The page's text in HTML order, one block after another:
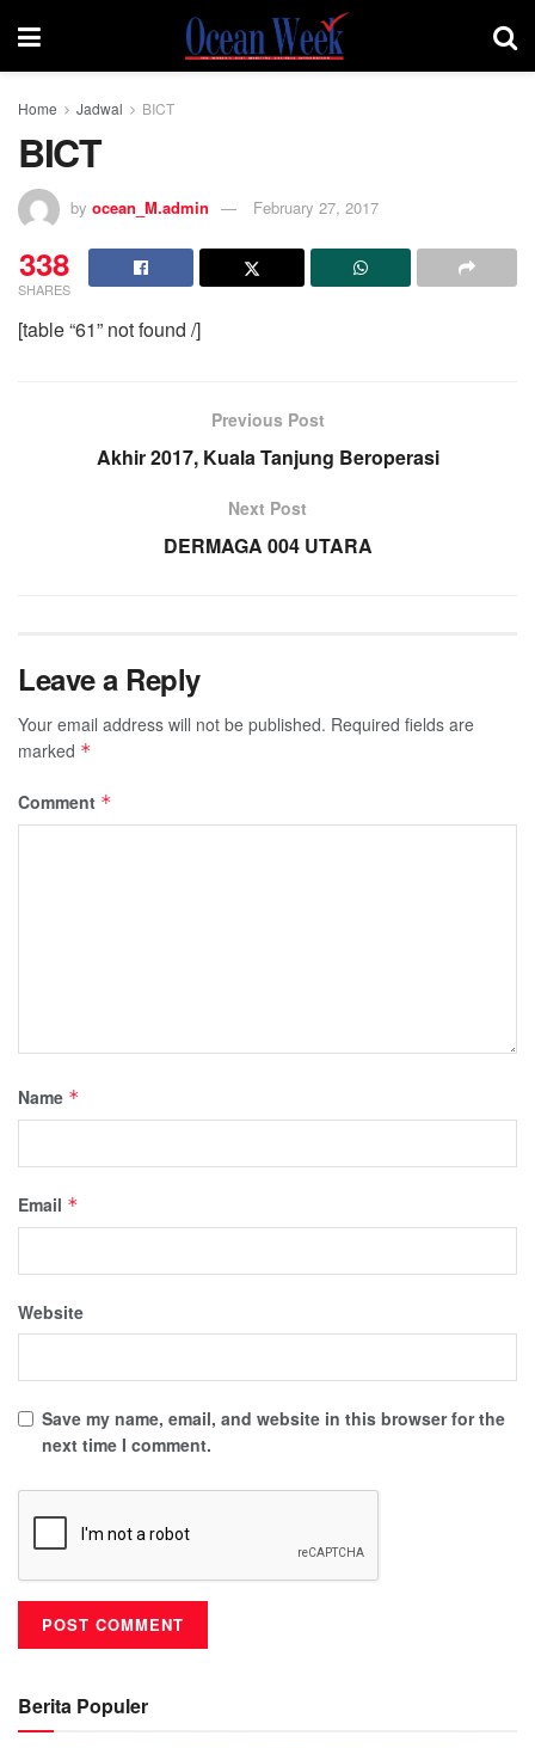
Home Jadwal BICT
BICT
by ocean_M.admin February 27, 2017
338
SHARES
[table “61” not found /]
Previous Post
Akhir 2017, Kuala Tanjung Beroperasi
Next Post
DERMAGA 004 UTARA
Leave a Reply
Your email address will not be published. Required fields are
marked *
Comment *
Name *
Email *
Website
Save my name, email, and website in this browser for the
next time I comment.
Berita Populer